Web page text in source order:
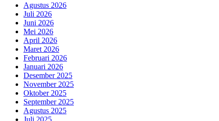
Agustus 2026
Juli 2026
Juni 2026
Mei 2026
April 2026
Maret 2026
Februari 2026
Januari 2026
Desember 2025
November 2025
Oktober 2025
September 2025
Agustus 2025
Juli 2025